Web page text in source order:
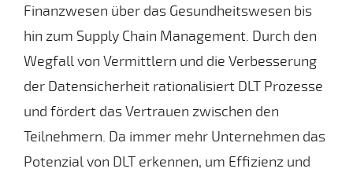
Finanzwesen über das Gesundheitswesen bis
hin zum Supply Chain Management. Durch den
Wegfall von Vermittlern und die Verbesserung
der Datensicherheit rationalisiert DLT Prozesse
und fördert das Vertrauen zwischen den
Teilnehmern. Da immer mehr Unternehmen das
Potenzial von DLT erkennen, um Effizienz und